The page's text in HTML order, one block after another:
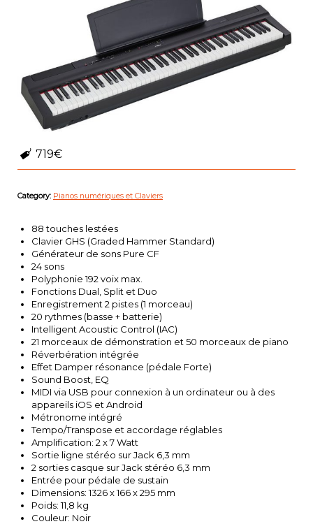
719€
Category: Pianos numériques et Claviers
88 touches lestées
Clavier GHS (Graded Hammer Standard)
Générateur de sons Pure CF
24 sons
Polyphonie 192 voix max.
Fonctions Dual, Split et Duo
Enregistrement 2 pistes (1 morceau)
20 rythmes (basse + batterie)
Intelligent Acoustic Control (IAC)
21 morceaux de démonstration et 50 morceaux de piano
Réverbération intégrée
Effet Damper résonance (pédale Forte)
Sound Boost, EQ
MIDI via USB pour connexion à un ordinateur ou à des
appareils iOS et Android
Métronome intégré
Tempo/Transpose et accordage réglables
Amplification: 2 x 7 Watt
Sortie ligne stéréo sur Jack 6,3 mm
2 sorties casque sur Jack stéréo 6,3 mm
Entrée pour pédale de sustain
Dimensions: 1326 x 166 x 295 mm
Poids: 11,8 kg
Couleur: Noir